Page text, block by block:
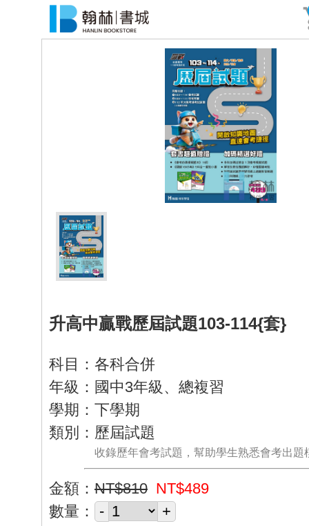
升高中贏戰歷屆試題103-114{套}
科目：各科合併
年級：國中3年級、總複習
學期：下學期
類別：歷屆試題
收錄歷年會考試題，幫助學生熟悉會考出題
金額： NT$810 NT$489
數量：